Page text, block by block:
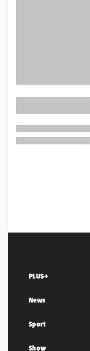
PLUS+
News
Sport
Show